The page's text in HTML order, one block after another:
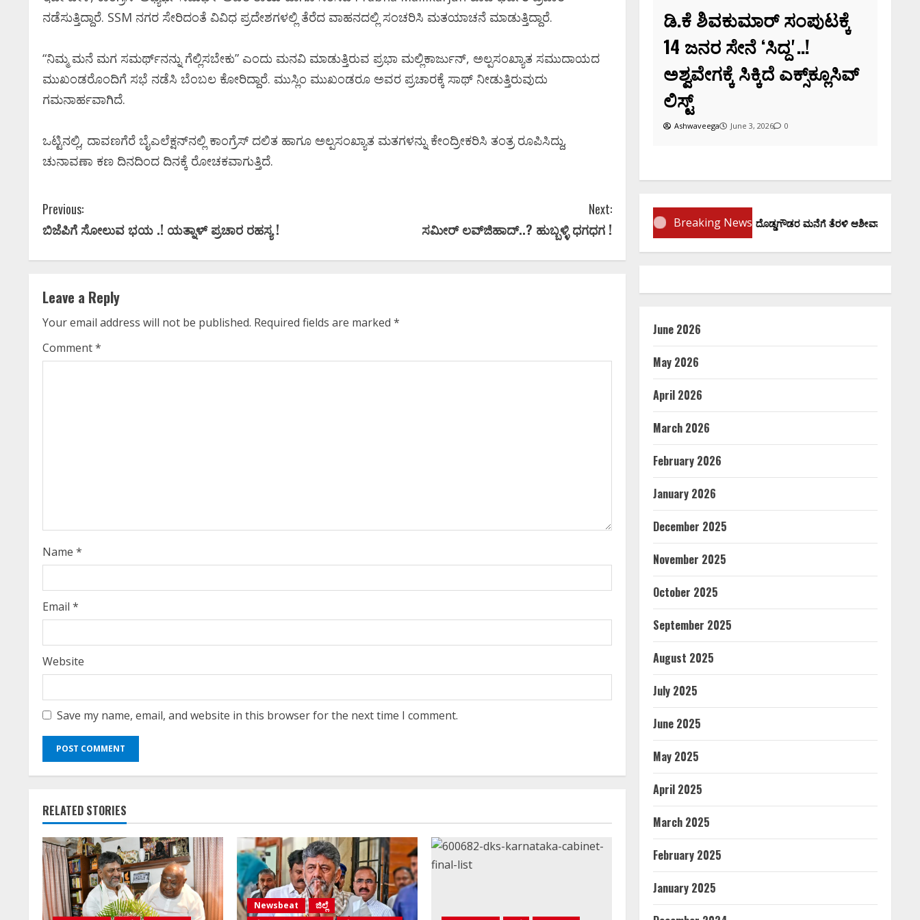
ನಡೆಸುತ್ತಿದ್ದಾರೆ. SSM ನಗರ ಸೇರಿದಂತೆ ವಿವಿಧ ಪ್ರದೇಶಗಳಲ್ಲಿ ತೆರೆದ ವಾಹನದಲ್ಲಿ ಸಂಚರಿಸಿ ಮತಯಾಚನೆ ಮಾಡುತ್ತಿದ್ದಾರೆ.
“ನಿಮ್ಮ ಮನೆ ಮಗ ಸಮರ್ಥ್‌ನನ್ನು ಗೆಲ್ಲಿಸಬೇಕು” ಎಂದು ಮನವಿ ಮಾಡುತ್ತಿರುವ ಪ್ರಭಾ ಮಲ್ಲಿಕಾರ್ಜುನ್, ಅಲ್ಪಸಂಖ್ಯಾತ ಸಮುದಾಯದ
ಮುಖಂಡರೊಂದಿಗೆ ಸಭೆ ನಡೆಸಿ ಬೆಂಬಲ ಕೋರಿದ್ದಾರೆ. ಮುಸ್ಲಿಂ ಮುಖಂಡರೂ ಅವರ ಪ್ರಚಾರಕ್ಕೆ ಸಾಥ್ ನೀಡುತ್ತಿರುವುದು
ಗಮನಾರ್ಹವಾಗಿದೆ.
ಒಟ್ಟಿನಲ್ಲಿ, ದಾವಣಗೆರೆ ಬೈಎಲೆಕ್ಷನ್‌ನಲ್ಲಿ ಕಾಂಗ್ರೆಸ್ ದಲಿತ ಹಾಗೂ ಅಲ್ಪಸಂಖ್ಯಾತ ಮತಗಳನ್ನು ಕೇಂದ್ರೀಕರಿಸಿ ತಂತ್ರ ರೂಪಿಸಿದ್ದು,
ಚುನಾವಣಾ ಕಣ ದಿನದಿಂದ ದಿನಕ್ಕೆ ರೋಚಕವಾಗುತ್ತಿದೆ.
C
o
n
t
i
n
d
i
n
g
Previous:
ಬಿಜೆಪಿಗೆ ಸೋಲುವ ಭಯ .! ಯತ್ನಾಳ್‌ ಪ್ರಚಾರ ರಹಸ್ಯ !
Next:
ಸಮೀರ್‌ ಲವ್‌ಜಿಹಾದ್..? ಹುಬ್ಬಳ್ಳಿ ಧಗಧಗ !
Leave a Reply
Your email address will not be published. Required fields are marked *
Comment*
Name *
Email *
Website
Save my name, email, and website in this browser for the next time I comment.
RELATED STORIES
Newsbeat
ಜಿಲ್ಲೆ
ಆಘಾತ; ʻಹಿಟ್ಲರ್ ಕಲ್ಯಾಣʼ
ನಟನ ದುರಂತ ಅಂತ್ಯ!
ದೊಡ್ಡಗೌಡರ ಮನೆಗೆ ತೆರಳಿ
ಆಶೀರ್ವಾದ ಪಡೆದ ಡಿಕೆಶಿ..!
ಡಿ.ಕೆ ಶಿವಕುಮಾರ್‌ ಸಂಪುಟಕ್ಕೆ
14 ಜನರ ಸೇನೆ ʻಸಿದ್ದʼ..!
ಅಶ್ವವೇಗಕ್ಕೆ ಸಿಕ್ಕಿದೆ ಎಕ್ಸ್‌ಕ್ಲೂಸಿವ್‌
ಲಿಸ್ಟ್‌
Ashwaveega June 3, 2026 0
Breaking News
ಪ್ರಮಾಣ ವಚನಕ್ಕೂ ಮುನ್ನ ದೊಡ್ಡಗೌಡರ ಮನೆಗೆ ತೆರಳಿ ಆಶೀರ್ವಾದ ಪಡೆದ ಡಿಕೆಶಿ..!
June 2026
May 2026
April 2026
March 2026
February 2026
January 2026
December 2025
November 2025
October 2025
September 2025
August 2025
July 2025
June 2025
May 2025
April 2025
March 2025
February 2025
January 2025